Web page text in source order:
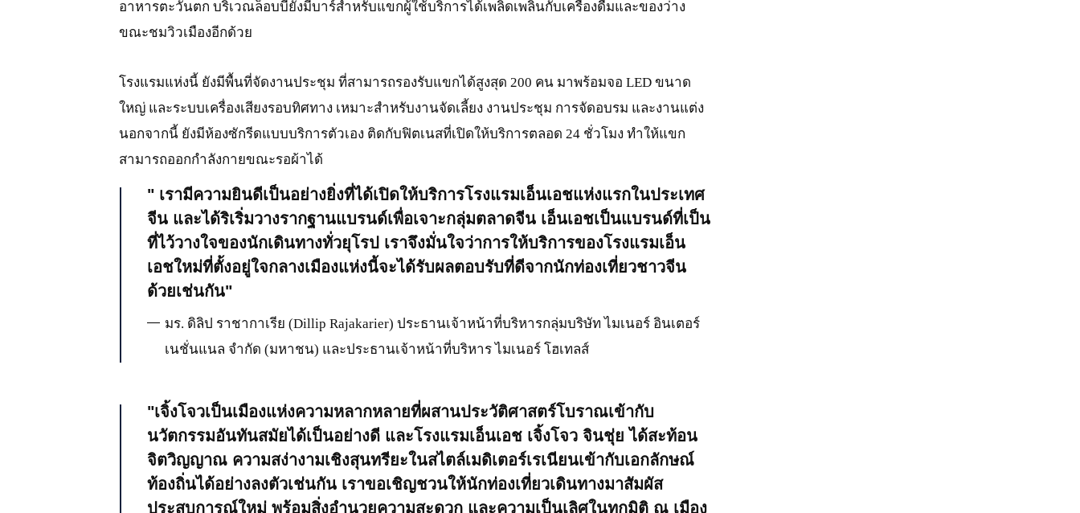
อาหารตะวันตก บริเวณล็อบบี้ยังมีบาร์สำหรับแขกผู้ใช้บริการได้เพลิดเพลินกับเครื่องดื่มและของว่าง
ขณะชมวิวเมืองอีกด้วย
โรงแรมแห่งนี้ ยังมีพื้นที่จัดงานประชุม ที่สามารถรองรับแขกได้สูงสุด 200 คน มาพร้อมจอ LED ขนาด
ใหญ่ และระบบเครื่องเสียงรอบทิศทาง เหมาะสำหรับงานจัดเลี้ยง งานประชุม การจัดอบรม และงานแต่ง
นอกจากนี้ ยังมีห้องซักรีดแบบบริการตัวเอง ติดกับฟิตเนสที่เปิดให้บริการตลอด 24 ชั่วโมง ทำให้แขก
สามารถออกกำลังกายขณะรอผ้าได้
เรามีความยินดีเป็นอย่างยิ่งที่ได้เปิดให้บริการโรงแรมเอ็นเอชแห่งแรกในประเทศ
จีน และได้ริเริ่มวางรากฐานแบรนด์เพื่อเจาะกลุ่มตลาดจีน เอ็นเอชเป็นแบรนด์ที่เป็น
ที่ไว้วางใจของนักเดินทางทั่วยุโรป เราจึงมั่นใจว่าการให้บริการของโรงแรมเอ็น
เอชใหม่ที่ตั้งอยู่ใจกลางเมืองแห่งนี้จะได้รับผลตอบรับที่ดีจากนักท่องเที่ยวชาวจีน
ด้วยเช่นกัน
มร. ดิลิป ราชากาเรีย (Dillip Rajakarier) ประธานเจ้าหน้าที่บริหารกลุ่มบริษัท ไมเนอร์ อินเตอร์
เนชั่นแนล จำกัด (มหาชน) และประธานเจ้าหน้าที่บริหาร ไมเนอร์ โฮเทลส์
เจิ้งโจวเป็นเมืองแห่งความหลากหลายที่ผสานประวัติศาสตร์โบราณเข้ากับ
นวัตกรรมอันทันสมัยได้เป็นอย่างดี และโรงแรมเอ็นเอช เจิ้งโจว จินชุ่ย ได้สะท้อน
จิตวิญญาณ ความสง่างามเชิงสุนทรียะในสไตล์เมดิเตอร์เรเนียนเข้ากับเอกลักษณ์
ท้องถิ่นได้อย่างลงตัวเช่นกัน เราขอเชิญชวนให้นักท่องเที่ยวเดินทางมาสัมผัส
ประสบการณ์ใหม่ พร้อมสิ่งอำนวยความสะดวก และความเป็นเลิศในทุกมิติ ณ เมือง